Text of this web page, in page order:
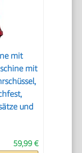
mit
mit
und
59,99 €